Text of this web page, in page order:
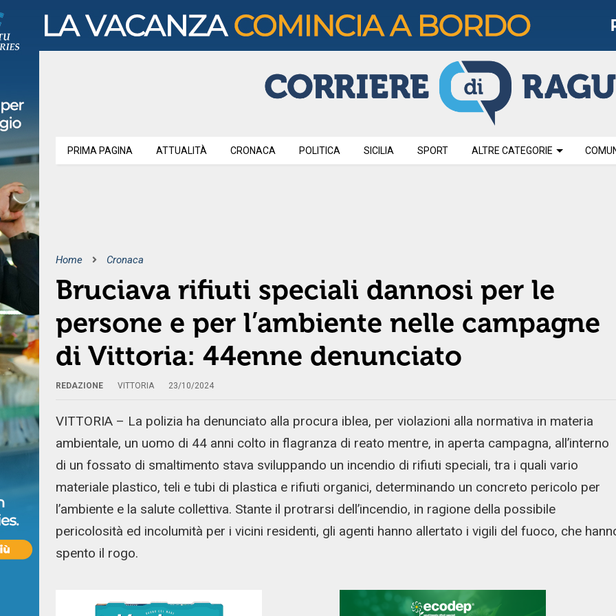
PRIMA PAGINA ATTUALITÀ CRONACA POLITICA SICILIA SPORT ALTRE CATEGORIE
Home Cronaca
Bruciava rifiuti speciali dannosi per le
persone e per l’ambiente nelle campagne
di Vittoria: 44enne denunciato
REDAZIONE VITTORIA 23/10/2024
VITTORIA – La polizia ha denunciato alla procura iblea, per violazioni alla normativa in materia
ambientale, un uomo di 44 anni colto in flagranza di reato mentre, in aperta campagna, all’interno
di un fossato di smaltimento stava sviluppando un incendio di rifiuti speciali, tra i quali vario
materiale plastico, teli e tubi di plastica e rifiuti organici, determinando un concreto pericolo per
l’ambiente e la salute collettiva. Stante il protrarsi dell’incendio, in ragione della possibile
pericolosità ed incolumità per i vicini residenti, gli agenti hanno allertato i vigili del fuoco, che
spento il rogo.